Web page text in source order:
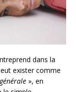
dans la
exister comme
», en